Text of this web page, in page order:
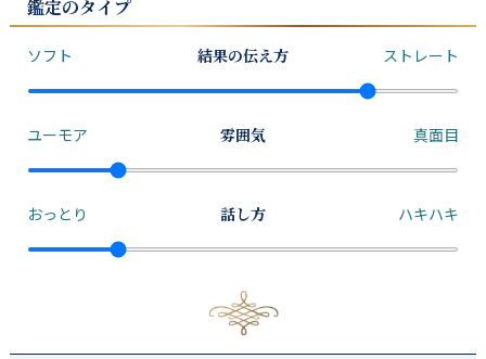
鑑定のタイプ
ソフト 結果の伝え方 ストレート
ユーモア 雰囲気 真面目
おっとり 話し方 ハキハキ